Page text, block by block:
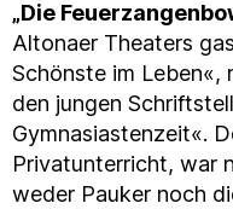
„Die
Altonaer Theaters
Schönste im Leben«,
den jungen
Gymnasiastenzeit«.
Privatunterricht, war
weder Pauker noch